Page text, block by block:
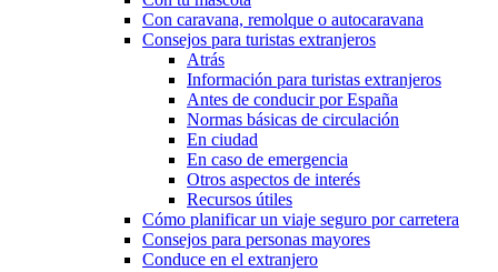
Con caravana, remolque o autocaravana
Consejos para turistas extranjeros
Atrás
Información para turistas extranjeros
Antes de conducir por España
Normas básicas de circulación
En ciudad
En caso de emergencia
Otros aspectos de interés
Recursos útiles
Cómo planificar un viaje seguro por carretera
Consejos para personas mayores
Conduce en el extranjero